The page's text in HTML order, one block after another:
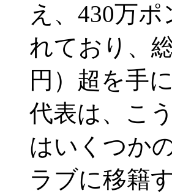
え、430万
れており、
円）超を手
代表は、こ
はいくつか
ラブに移籍